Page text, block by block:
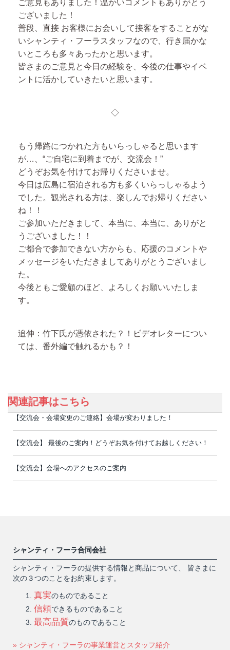
ご意見もありました！温かいコメントもありがとう
ございました！
普段、直接 お客様にお会いして接客をすることがな
いシャンティ・フーラスタッフなので、行き届かな
いところも多々あったかと思います。
皆さまのご意見と今日の経験を、今後の仕事やイベ
ントに活かしていきたいと思います。
◇
もう帰路につかれた方もいらっしゃると思います
が…、“ご自宅に到着までが、交流会！”
どうぞお気を付けてお帰りくださいませ。
今日は広島に宿泊される方も多くいらっしゃるよう
でした。観光される方は、楽しんでお帰りください
ね！！
ご参加いただきまして、本当に、本当に、ありがと
うございました！！
ご都合で参加できない方からも、応援のコメントや
メッセージをいただきましてありがとうございまし
た。
今後ともご愛顧のほど、よろしくお願いいたしま
す。
追伸：竹下氏が憑依された？！ビデオレターについ
ては、番外編で触れるかも？！
関連記事はこちら
【交流会・会場変更のご連絡】会場が変わりました！
【交流会】 最後のご案内！どうぞお気を付けてお越しください！
【交流会】会場へのアクセスのご案内
シャンティ・フーラ合同会社
シャンティ・フーラの提供する情報と商品について、 皆さまに
次の３つのことをお約束します。
真実のものであること
信頼できるものであること
最高品質のものであること
» シャンティ・フーラの事業運営とスタッフ紹介